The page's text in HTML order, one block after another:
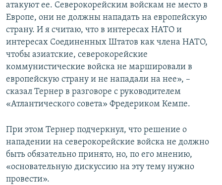
атакуют ее. Северокорейским войскам не место в
Европе, они не должны нападать на европейскую
страну. И я считаю, что в интересах НАТО и
интересах Соединенных Штатов как члена НАТО,
чтобы азиатские, северокорейские
коммунистические войска не маршировали в
европейскую страну и не нападали на нее», –
сказал Тернер в разговоре с руководителем
«Атлантического совета» Фредериком Кемпе.
При этом Тернер подчеркнул, что решение о
нападении на северокорейские войска не должно
быть обязательно принято, но, по его мнению,
«основательную дискуссию на эту тему нужно
провести».